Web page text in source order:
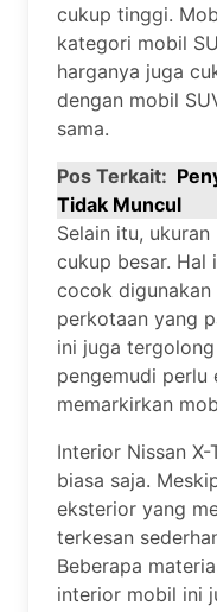
cukup tinggi.
kategori mobil
harganya juga
dengan mobil
sama.
Pos Terkait:
Tidak Muncul
Selain itu,
cukup besar. Hal
cocok
perkotaan yang
ini juga
pengemudi perlu
memarkirkan
Interior Nissan
biasa saja.
eksterior yang
terkesan
Beberapa
interior mobil ini